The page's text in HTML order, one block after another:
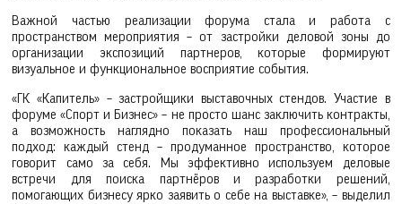
Важной частью реализации форума стала и работа с
пространством мероприятия – от застройки деловой зоны до
организации экспозиций партнеров, которые формируют
визуальное и функциональное восприятие события.
«ГК «Капитель» – застройщики выставочных стендов. Участие в
форуме «Спорт и Бизнес» – не просто шанс заключить контракты,
а возможность наглядно показать наш профессиональный
подход: каждый стенд – продуманное пространство, которое
говорит само за себя. Мы эффективно используем деловые
встречи для поиска партнёров и разработки решений,
помогающих бизнесу ярко заявить о себе на выставке», – выделил